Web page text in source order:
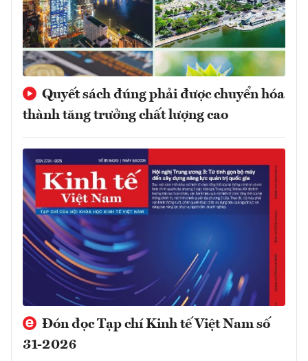
Quyết sách đúng phải được chuyển hóa
thành tăng trưởng chất lượng cao
Đón đọc Tạp chí Kinh tế Việt Nam số
31-2026